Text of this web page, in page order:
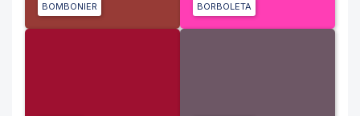
BOMBONIER BORBOLETA